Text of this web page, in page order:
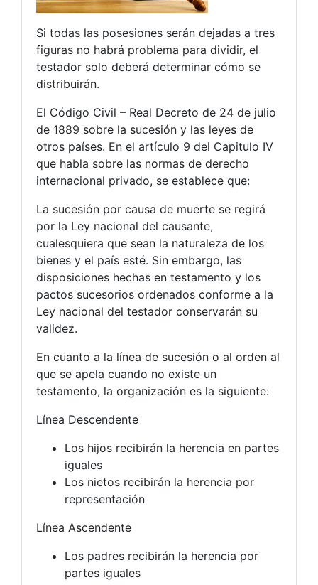
Si todas las posesiones serán dejadas a tres
figuras no habrá problema para dividir, el
testador solo deberá determinar cómo se
distribuirán.
El Código Civil – Real Decreto de 24 de julio
de 1889 sobre la sucesión y las leyes de
otros países. En el artículo 9 del Capitulo IV
que habla sobre las normas de derecho
internacional privado, se establece que:
La sucesión por causa de muerte se regirá
por la Ley nacional del causante,
cualesquiera que sean la naturaleza de los
bienes y el país esté. Sin embargo, las
disposiciones hechas en testamento y los
pactos sucesorios ordenados conforme a la
Ley nacional del testador conservarán su
validez.
En cuanto a la línea de sucesión o al orden al
que se apela cuando no existe un
testamento, la organización es la siguiente:
Línea Descendente
Los hijos recibirán la herencia en partes
iguales
Los nietos recibirán la herencia por
representación
Línea Ascendente
Los padres recibirán la herencia por
partes iguales